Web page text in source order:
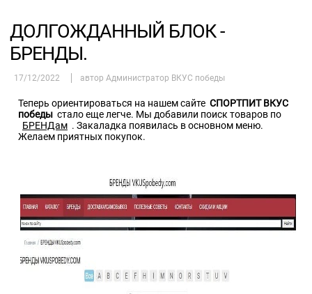
ДОЛГОЖДАННЫЙ БЛОК -
БРЕНДЫ.
17/12/2022 автор Администратор ВКУС победы
Теперь ориентироваться на нашем сайте СПОРТПИТ ВКУС
победы стало еще легче. Мы добавили поиск товаров по
БРЕНДам . Закаладка появилась в основном меню.
Желаем приятных покупок.